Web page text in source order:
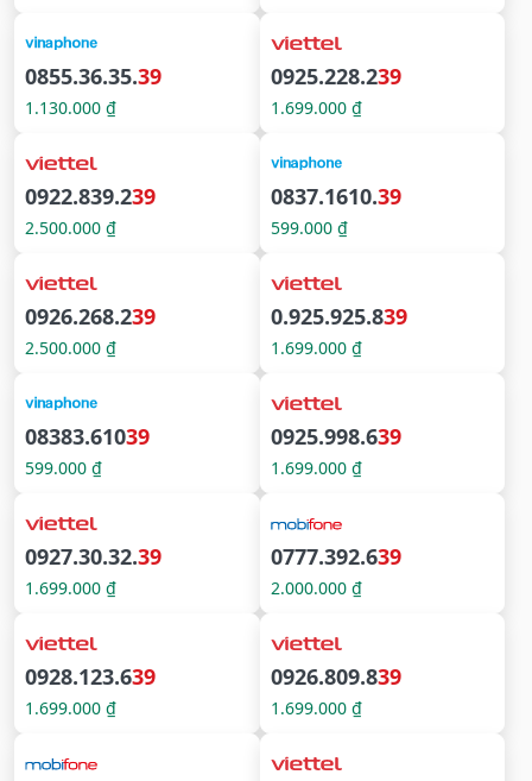
0855.36.35.39
1.130.000 ₫
0925.228.239
1.699.000 ₫
0922.839.239
2.500.000 ₫
0837.1610.39
599.000 ₫
0926.268.239
2.500.000 ₫
0.925.925.839
1.699.000 ₫
08383.61039
599.000 ₫
0925.998.639
1.699.000 ₫
0927.30.32.39
1.699.000 ₫
0777.392.639
2.000.000 ₫
0928.123.639
1.699.000 ₫
0926.809.839
1.699.000 ₫